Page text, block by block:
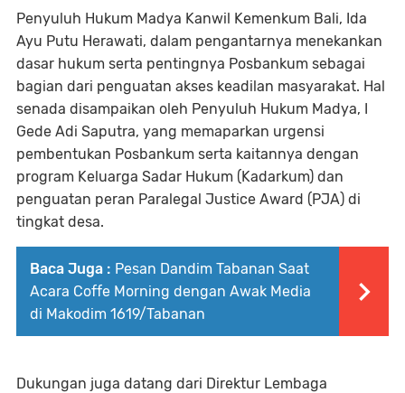
Penyuluh Hukum Madya Kanwil Kemenkum Bali, Ida
Ayu Putu Herawati, dalam pengantarnya menekankan
dasar hukum serta pentingnya Posbankum sebagai
bagian dari penguatan akses keadilan masyarakat. Hal
senada disampaikan oleh Penyuluh Hukum Madya, I
Gede Adi Saputra, yang memaparkan urgensi
pembentukan Posbankum serta kaitannya dengan
program Keluarga Sadar Hukum (Kadarkum) dan
penguatan peran Paralegal Justice Award (PJA) di
tingkat desa.
Baca Juga : Pesan Dandim Tabanan Saat
Acara Coffe Morning dengan Awak Media
di Makodim 1619/Tabanan
Dukungan juga datang dari Direktur Lembaga